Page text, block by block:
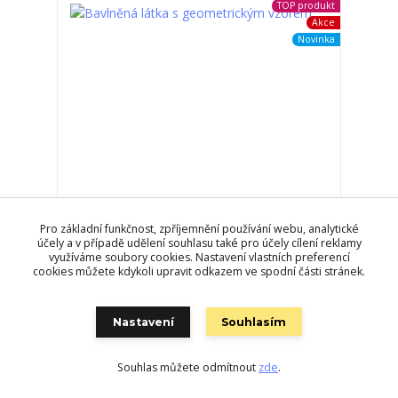
TOP produkt
Akce
Novinka
484,0 Kč Skladem
Přidat do košíku
Pro základní funkčnost, zpříjemnění používání webu, analytické
účely a v případě udělení souhlasu také pro účely cílení reklamy
využíváme soubory cookies. Nastavení vlastních preferencí
cookies můžete kdykoli upravit odkazem ve spodní části stránek.
Nastavení Souhlasím
Souhlas můžete odmítnout zde.